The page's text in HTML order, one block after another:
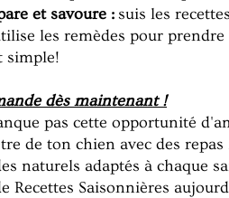
et savoure :suis les
les remèdes pour
simple!
dès maintenant !
pas cette opportunité
de ton chien avec des
naturels adaptés à chaque
Recettes Saisonnières